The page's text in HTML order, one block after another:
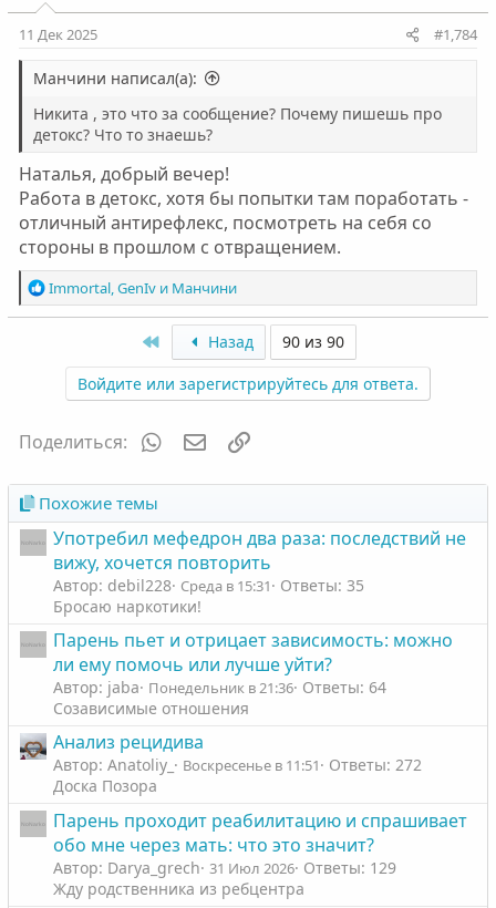
и
:
11 Дек 2025 #1,784
Манчини написал(а):
Никита , это что за сообщение? Почему пишешь про
детокс? Что то знаешь?
Наталья, добрый вечер!
Работа в детокс, хотя бы попытки там поработать -
отличный антирефлекс, посмотреть на себя со
стороны в прошлом с отвращением.
Р
е
Immortal,GenIvи Манчини
First Назад
90 из 90
Войдите или зарегистрируйтесь для ответа.
Поделиться: WhatsAppЭлектронная почта
Похожие темы
Употребил мефедрон два раза: последствий не
вижу, хочется повторить
Автор: debil228 Среда в 15:31
Ответы: 35
Бросаю наркотики!
Парень пьет и отрицает зависимость: можно
ли ему помочь или лучше уйти?
Автор: jaba Понедельник в 21:36 Ответы: 64
Созависимые отношения
Анализ рецидива
Автор: Anatoliy_ Воскресенье в 11:51
Ответы: 272
Доска Позора
Парень проходит реабилитацию и спрашивает
обо мне через мать: что это значит?
Автор: Darya_grech 31 Июл 2026 Ответы: 129
Жду родственника из ребцентра